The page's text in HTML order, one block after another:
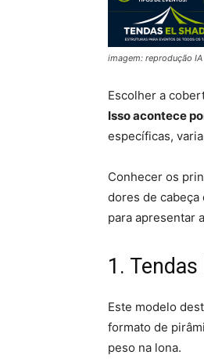
imagem: reprodução IA
Escolher a
Isso acontece
específicas,
Conhecer os
dores de cabeça
para apresentar
1.
Este modelo
formato de
peso na lona.